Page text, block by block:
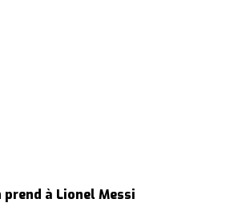
prend à Lionel Messi